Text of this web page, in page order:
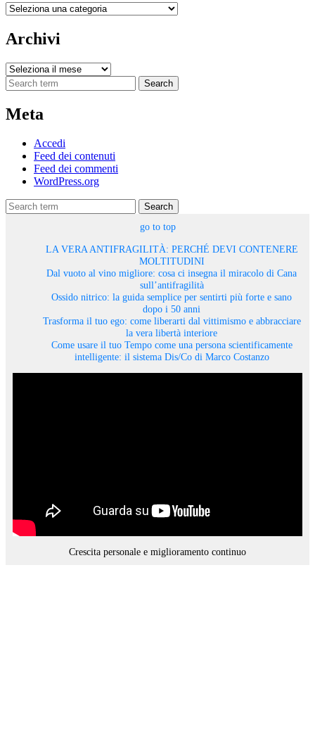
Categorie
Archivi
Archivi
Search
Meta
Accedi
Feed dei contenuti
Feed dei commenti
WordPress.org
Search
go to top
LA VERA ANTIFRAGILITÀ: PERCHÉ DEVI CONTENERE
MOLTITUDINI
Dal vuoto al vino migliore: cosa ci insegna il miracolo di Cana
sull’antifragilità
Ossido nitrico: la guida semplice per sentirti più forte e sano
dopo i 50 anni
Trasforma il tuo ego: come liberarti dal vittimismo e abbracciare
la vera libertà interiore
Come usare il tuo Tempo come una persona scientificamente
intelligente: il sistema Dis/Co di Marco Costanzo
Crescita personale e miglioramento continuo